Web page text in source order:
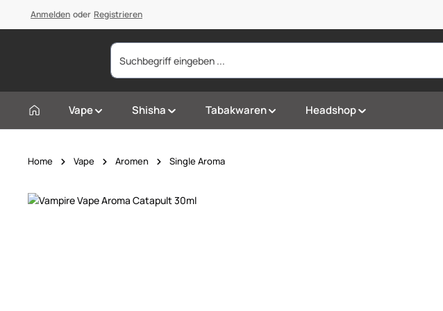
Zur Hauptnavigation springen
Anmelden oder Registrieren
Vape Shisha Tabakwaren Headshop
Home Vape Aromen Single Aroma
Bildergalerie überspringen